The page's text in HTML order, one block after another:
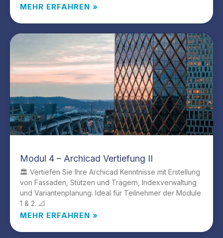
MEHR ERFAHREN »
Modul 4 – Archicad Vertiefung II
🏛️ Vertiefen Sie Ihre Archicad Kenntnisse mit Erstellung
von Fassaden, Stützen und Trägern, Indexverwaltung
und Variantenplanung. Ideal für Teilnehmer der Module
1 & 2. 📐
MEHR ERFAHREN »